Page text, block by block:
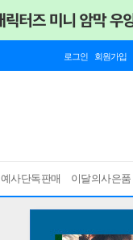
로그인 회원가입
예사단독판매 이달의사은품